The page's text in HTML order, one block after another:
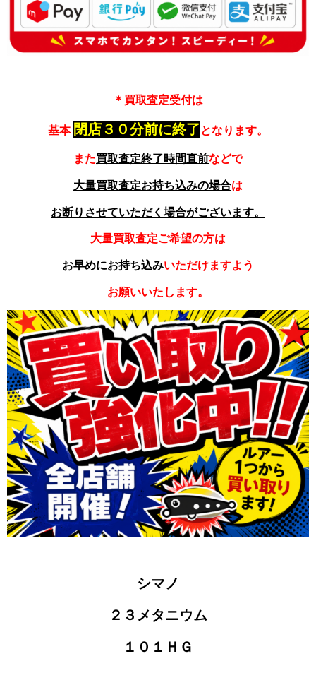
＊買取査定受付は
基本 閉店３０分前に終了 となります。
また買取査定終了時間直前などで
大量買取査定お持ち込みの場合は
お断りさせていただく場合がございます。
大量買取査定ご希望の方は
お早めにお持ち込みいただけますよう
お願いいたします。
シマノ
２３メタニウム
１０１ＨＧ